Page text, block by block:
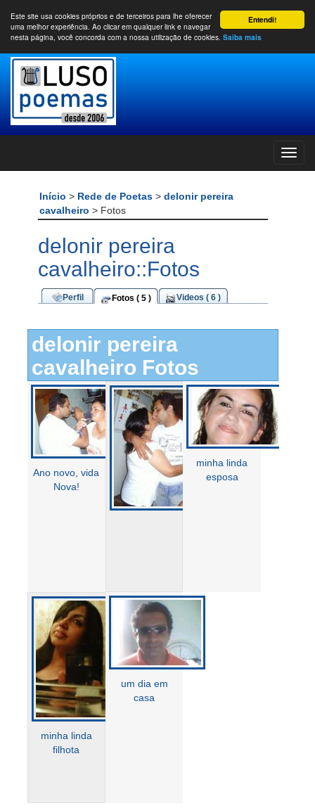
Entendi!
Este site usa cookies próprios e de terceiros para lhe oferecer
uma melhor experiência. Ao clicar em qualquer link e navegar
nesta página, você concorda com a nossa utilização de cookies. Saiba mais
Início > Rede de Poetas > delonir pereira
cavalheiro > Fotos
delonir pereira
cavalheiro::Fotos
Perfil Fotos ( 5 ) Videos ( 6 )
delonir pereira
cavalheiro Fotos
Ano novo, vida
Nova!
minha linda
esposa
minha linda
filhota
um dia em
casa